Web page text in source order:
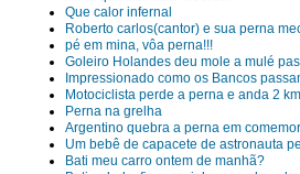
Que calor infernal
Roberto carlos(cantor) e sua perna
pé em mina, vôa perna!!!
Goleiro Holandes deu mole a mulé
Impressionado como os Bancos
Motociclista perde a perna e anda 2
Perna na grelha
Argentino quebra a perna em
Um bebê de capacete de astronauta
Bati meu carro ontem de manhã?